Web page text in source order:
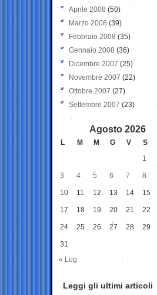
Aprile 2008 (50)
Marzo 2008 (39)
Febbraio 2008 (35)
Gennaio 2008 (36)
Dicembre 2007 (25)
Novembre 2007 (22)
Ottobre 2007 (27)
Settembre 2007 (23)
Agosto 2026
L M M G V S
1
3 4 5 6 7 8
10 11 12 13 14 15
17 18 19 20 21 22
24 25 26 27 28 29
31
« Lug
Leggi gli ultimi articoli